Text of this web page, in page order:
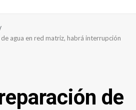
agua en red matriz, habrá interrupción
de